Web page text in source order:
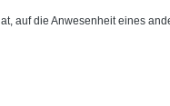
auf die Anwesenheit eines